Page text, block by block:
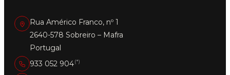
Rua Américo Franco, nº 1
2640-578 Sobreiro – Mafra
Portugal
933 052 904(*)